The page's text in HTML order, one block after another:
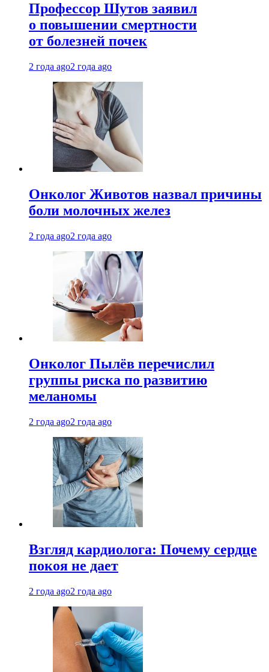
Профессор Шутов заявил
о повышении смертности
от болезней почек
2 года ago2 года ago
Онколог Животов назвал причины
боли молочных желез
2 года ago2 года ago
Онколог Пылёв перечислил
группы риска по развитию
меланомы
2 года ago2 года ago
Взгляд кардиолога: Почему сердце
покоя не дает
2 года ago2 года ago